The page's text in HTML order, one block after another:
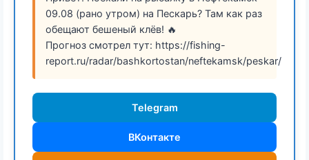
09.08 (рано утром) на Пескарь? Там как раз
обещают бешеный клёв! 🔥
Прогноз смотрел тут: https://fishing-
report.ru/radar/bashkortostan/neftekamsk/peskar/
Telegram
ВКонтакте